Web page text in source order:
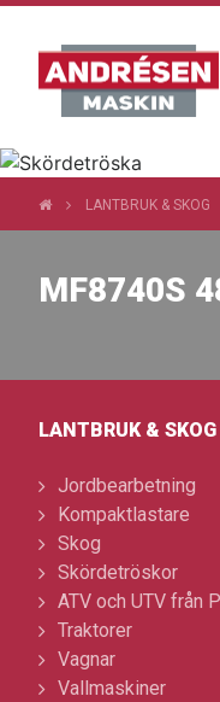
LANTBRUK & SKOG
MF8740S
LANTBRUK & SKOG
Jordbearbetning
Kompaktlastare
Skog
Skördetröskor
ATV och UTV från
Traktorer
Vagnar
Vallmaskiner